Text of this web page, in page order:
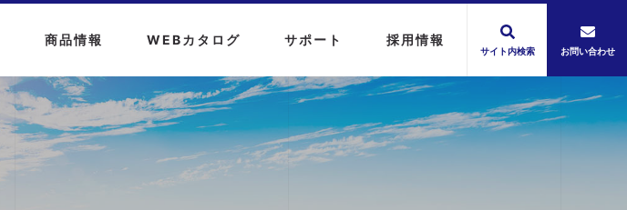
商品情報 WEBカタログ サポート 採用情報
サイト内検索 お問い合わせ